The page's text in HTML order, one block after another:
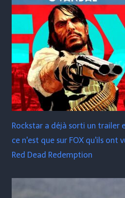
Rockstar a déjà sorti un trailer
ce n'est que sur FOX qu'ils ont
Red Dead Redemption